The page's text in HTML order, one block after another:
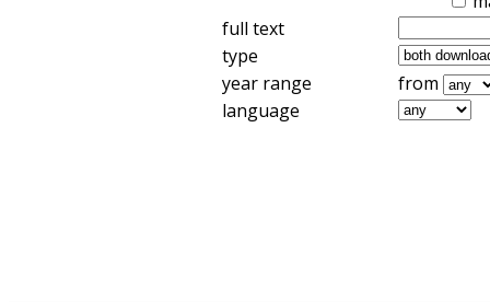
full text
type
year range
from
language